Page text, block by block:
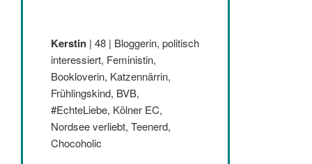
Kerstin | 48 | Bloggerin, politisch
interessiert, Feministin,
Bookloverin, Katzennärrin,
Frühlingskind, BVB,
#EchteLiebe, Kölner EC,
Nordsee verliebt, Teenerd,
Chocoholic